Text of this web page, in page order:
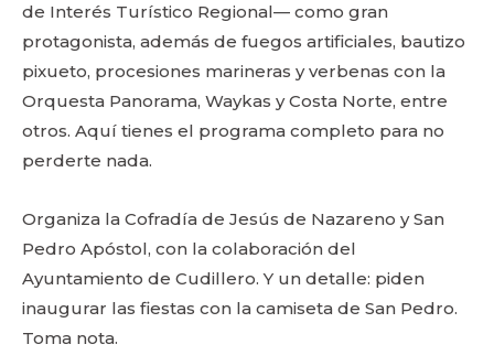
de Interés Turístico Regional— como gran
protagonista, además de fuegos artificiales, bautizo
pixueto, procesiones marineras y verbenas con la
Orquesta Panorama, Waykas y Costa Norte, entre
otros. Aquí tienes el programa completo para no
perderte nada.
Organiza la Cofradía de Jesús de Nazareno y San
Pedro Apóstol, con la colaboración del
Ayuntamiento de Cudillero. Y un detalle: piden
inaugurar las fiestas con la camiseta de San Pedro.
Toma nota.